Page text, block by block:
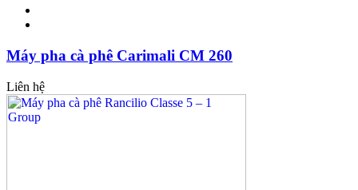
Máy pha cà phê Carimali CM 260
Liên hệ